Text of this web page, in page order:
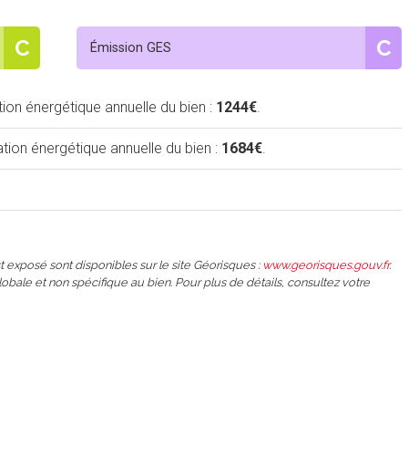
C Émission GES C
énergétique annuelle du bien : 1244€.
énergétique annuelle du bien : 1684€.
sont disponibles sur le site Géorisques : www.georisques.gouv.fr.
et non spécifique au bien. Pour plus de détails, consultez votre